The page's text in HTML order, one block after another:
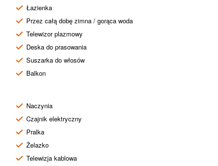
Łazienka
Przez całą dobę zimna / gorąca woda
Telewizor plazmowy
Deska do prasowania
Suszarka do włosów
Balkon
Naczynia
Czajnik elektryczny
Pralka
Żelazko
Telewizja kablowa